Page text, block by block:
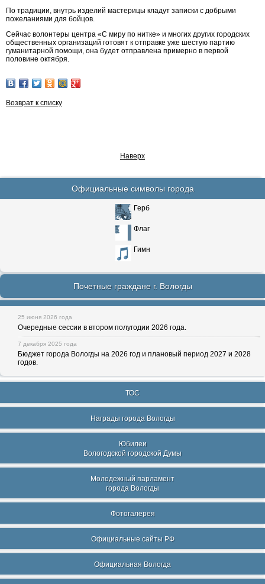
По традиции, внутрь изделий мастерицы кладут записки с добрыми
пожеланиями для бойцов.
Сейчас волонтеры центра «С миру по нитке» и многих других городских
общественных организаций готовят к отправке уже шестую партию
гуманитарной помощи, она будет отправлена примерно в первой
половине октября.
Возврат к списку
Наверх
Официальные символы города
Герб
Флаг
Гимн
Почетные граждане г. Вологды
25 июня 2026 года
Очередные сессии в втором полугодии 2026 года.
7 декабря 2025 года
Бюджет города Вологды на 2026 год и плановый период 2027 и 2028
годов.
ТОС
Награды города Вологды
Юбилеи
Вологодской городской Думы
Молодежный парламент
города Вологды
Фотогалерея
Официальные сайты РФ
Официальная Вологда